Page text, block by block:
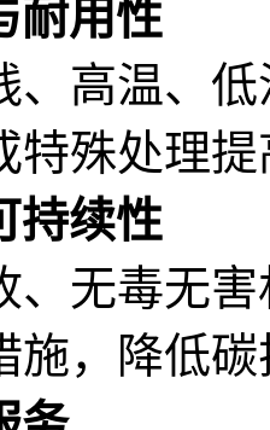
耐用性
、高温、
特殊处理
持续性
、无毒无
施，降低